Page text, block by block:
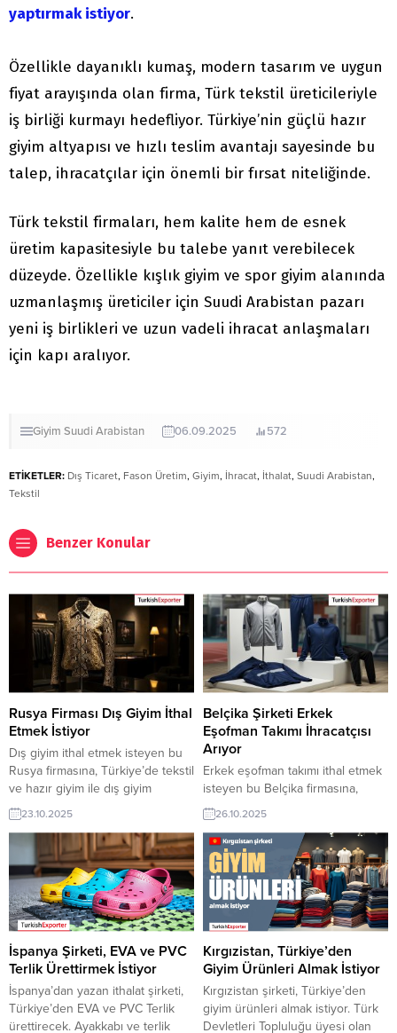
yaptırmak istiyor.
Özellikle dayanıklı kumaş, modern tasarım ve uygun
fiyat arayışında olan firma, Türk tekstil üreticileriyle
iş birliği kurmayı hedefliyor. Türkiye’nin güçlü hazır
giyim altyapısı ve hızlı teslim avantajı sayesinde bu
talep, ihracatçılar için önemli bir fırsat niteliğinde.
Türk tekstil firmaları, hem kalite hem de esnek
üretim kapasitesiyle bu talebe yanıt verebilecek
düzeyde. Özellikle kışlık giyim ve spor giyim alanında
uzmanlaşmış üreticiler için Suudi Arabistan pazarı
yeni iş birlikleri ve uzun vadeli ihracat anlaşmaları
için kapı aralıyor.
Giyim Suudi Arabistan 06.09.2025 572
ETİKETLER: Dış Ticaret, Fason Üretim, Giyim, İhracat, İthalat, Suudi Arabistan,
Tekstil
Benzer Konular
Rusya Firması Dış Giyim İthal
Etmek İstiyor
Dış giyim ithal etmek isteyen bu
Rusya firmasına, Türkiye’de tekstil
ve hazır giyim ile dış giyim
üreticisi veya tedarikçisi olan
ihracatçı firmalar teklif sunabilirler.
Yeni bir ihracat pazarı fırsatı olan
bu alım ilanının iletişim bilgilerine
TurkishExporter VIP üyeleri ile TE
üyelik kredisi sahibi ihracat
şirketleri erişebilmektedir. ➤ Bu
ithalat alım...
23.10.2025
Belçika Şirketi Erkek
Eşofman Takımı İhracatçısı
Arıyor
Erkek eşofman takımı ithal etmek
isteyen bu Belçika firmasına,
Türkiye’de tekstil ürünleri ve spor
giyim ile eşofman takımı üreticisi
veya tedarikçisi olan ihracatçı
firmalar teklif sunabilirler. Yeni bir
ihracat pazarı fırsatı olan bu alım
ilanının iletişim bilgilerine
TurkishExporter VIP üyeleri ile TE
üyelik kredisi sahibi ihracat
şirketleri erişebilmektedir. ➤ Bu...
26.10.2025
İspanya Şirketi, EVA ve PVC
Terlik Ürettirmek İstiyor
İspanya’dan yazan ithalat şirketi,
Türkiye’den EVA ve PVC Terlik
ürettirecek. Ayakkabı ve terlik
Kırgızistan, Türkiye’den
Giyim Ürünleri Almak İstiyor
Kırgızistan şirketi, Türkiye’den
giyim ürünleri almak istiyor. Türk
Devletleri Topluluğu üyesi olan